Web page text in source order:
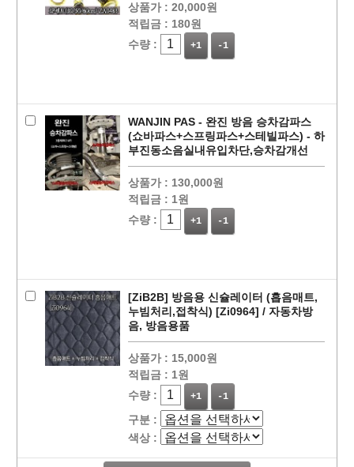
페이코 라이
구매
상품가 : 20,000원
적립금 : 180원
수량 :
+1 -1
WANJIN PAS - 완진 방음 승차감파스
(쇼바파스+스프링파스+스테빌파스) - 하
부진동소음실내유입차단,승차감개선
상품가 : 130,000원
적립금 : 1원
수량 :
+1 -1
[ZiB2B] 방음용 신슐레이터 (흡음매트,
누빔처리,접착식) [Zi0964] / 자동차방
음, 방음용품
상품가 : 15,000원
적립금 : 1원
수량 :
+1 -1
구분 :
색상 :